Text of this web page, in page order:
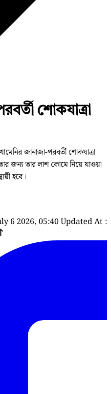
শোকযাত্রা
জানাজা-পরবর্তী শোকযাত্রা
জন্য তার লাশ কোমে নিয়ে যাওয়া
হবে।
6 2026, 05:40Updated At :